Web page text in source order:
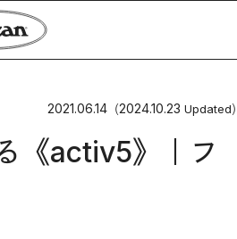
2021.06.14 （2024.10.23 Updated）
《activ5》｜フ